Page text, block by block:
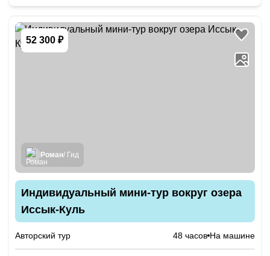
52 300 ₽
Роман/ Гид
Индивидуальный мини-тур вокруг озера
Иссык-Куль
Авторский тур 48 часов На машине